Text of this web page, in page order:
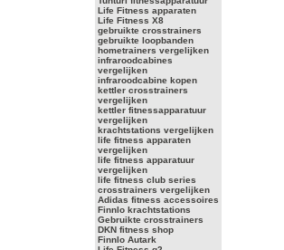
Life Fitness apparaten
Life Fitness X8
gebruikte crosstrainers
gebruikte loopbanden
hometrainers vergelijken
infraroodcabines
vergelijken
infraroodcabine kopen
kettler crosstrainers
vergelijken
kettler fitnessapparatuur
vergelijken
krachtstations vergelijken
life fitness apparaten
vergelijken
life fitness apparatuur
vergelijken
life fitness club series
crosstrainers vergelijken
Adidas fitness accessoires
Finnlo krachtstations
Gebruikte crosstrainers
DKN fitness shop
Finnlo Autark